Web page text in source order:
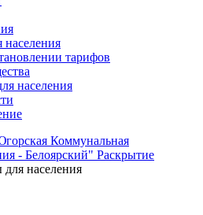
населения
тарифов
населения
Коммунальная
- Белоярский" Раскрытие
для населения